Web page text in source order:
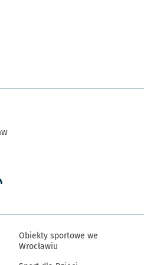
Obiekty sportowe we
Wrocławiu